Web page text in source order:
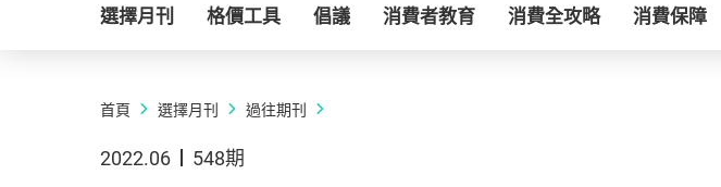
選擇月刊 格價工具 倡議 消費者教育 消費全攻略 消費保障
首頁 選擇月刊 過往期刊
2022.06 548期